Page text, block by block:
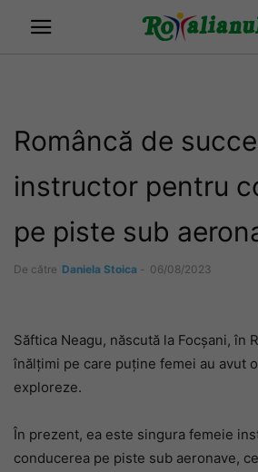
Româncă de
instructor pentru
pe piste sub
De către Daniela Stoica - 06/08/2023
Săftica Neagu, născută la Focșani, în
înălțimi pe care puține femei au avut
exploreze.
În prezent, ea este singura femeie
conducerea pe piste sub aeronave,